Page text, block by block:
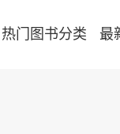
热门图书分类 最